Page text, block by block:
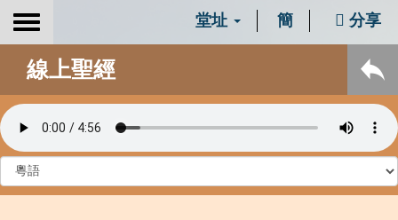
Toggle
堂址 簡 分享
線上聖經